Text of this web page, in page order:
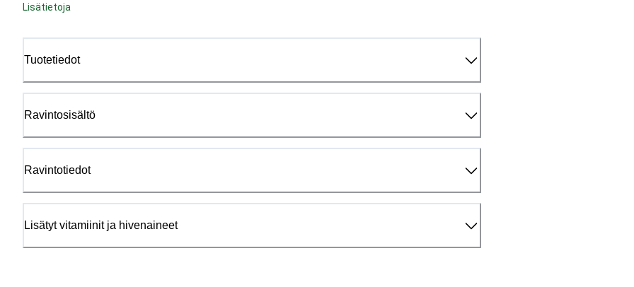
Lisätietoja
Tuotetiedot
Ravintosisältö
Ravintotiedot
Lisätyt vitamiinit ja hivenaineet